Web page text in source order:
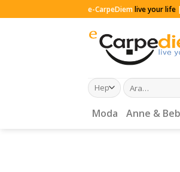
to
e-CarpeDiemlive your life
Ara:
Moda Anne &